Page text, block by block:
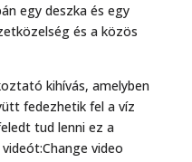
egy deszka és egy
és a közös
kihívás, amelyben
fedezhetik fel a víz
tud lenni ez a
video